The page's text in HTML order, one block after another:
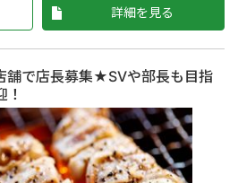
詳細を見る
舗で店長募集★SVや部長も目指